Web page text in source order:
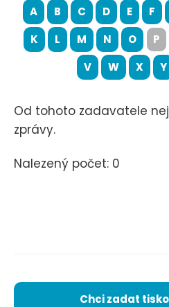
A B C D E F
K
L M N O P
V
W X Y
Od tohoto zadavatele
zprávy.
Nalezený počet: 0
Chci zadat